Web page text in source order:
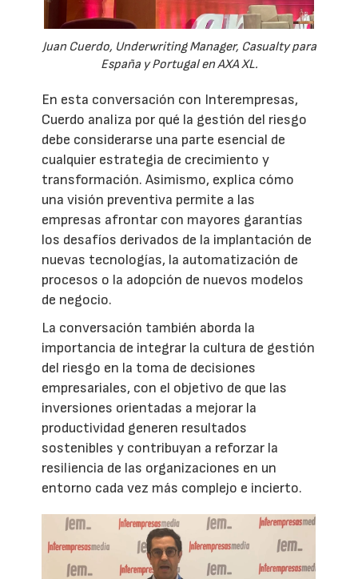
Juan Cuerdo, Underwriting Manager, Casualty para
España y Portugal en AXA XL.
En esta conversación con Interempresas,
Cuerdo analiza por qué la gestión del riesgo
debe considerarse una parte esencial de
cualquier estrategia de crecimiento y
transformación. Asimismo, explica cómo
una visión preventiva permite a las
empresas afrontar con mayores garantías
los desafíos derivados de la implantación de
nuevas tecnologías, la automatización de
procesos o la adopción de nuevos modelos
de negocio.
La conversación también aborda la
importancia de integrar la cultura de gestión
del riesgo en la toma de decisiones
empresariales, con el objetivo de que las
inversiones orientadas a mejorar la
productividad generen resultados
sostenibles y contribuyan a reforzar la
resiliencia de las organizaciones en un
entorno cada vez más complejo e incierto.